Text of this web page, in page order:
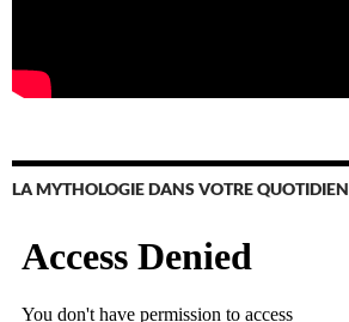
LA MYTHOLOGIE DANS VOTRE QUOTIDIEN